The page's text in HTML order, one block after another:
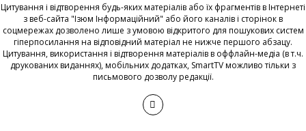
Цитування і відтворення будь-яких матеріалів або їх фрагментів в Інтернеті
з веб-сайта "Ізюм Інформаційний" або його каналів і сторінок в
соцмережах дозволено лише з умовою відкритого для пошукових систем
гіперпосилання на відповідний матеріал не нижче першого абзацу.
Цитування, використання і відтворення матеріалів в оффлайн-медіа (в т.ч.
друкованих виданнях), мобільних додатках, SmartTV можливо тільки з
письмового дозволу редакції.